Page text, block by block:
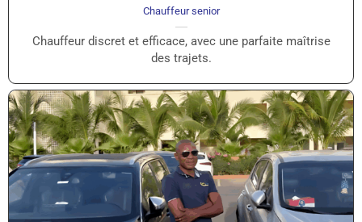
Chauffeur senior
Chauffeur discret et efficace, avec une parfaite maîtrise
des trajets.